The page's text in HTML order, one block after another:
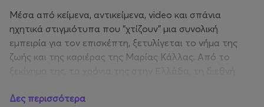
Μέσα από κείμενα, αντικείμενα, video και σπάνια
ηχητικά στιγμιότυπα που “χτίζουν” μια συνολική
εμπειρία για τον επισκέπτη, ξετυλίγεται το νήμα της
ζωής και της καριέρας της Μαρίας Κάλλας. Από το
της ζωή, την προσωπικότητά της, τις στιγμές και τους
Δες περισσότερα